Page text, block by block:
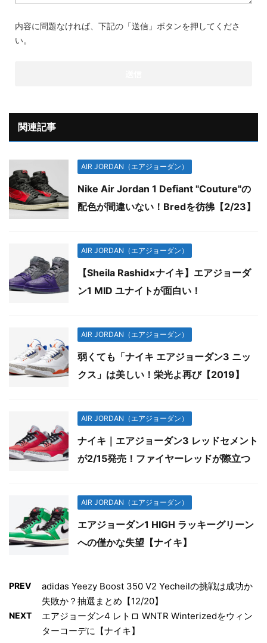
内容に問題なければ、下記の「送信」ボタンを押してくださ
い。
関連記事
AIR JORDAN（エアジョーダン）
Nike Air Jordan 1 Defiant "Couture"の
配色が間違いない！Bredを彷彿【2/23】
AIR JORDAN（エアジョーダン）
【Sheila Rashid×ナイキ】エアジョーダ
ン1 MID ユナイトが面白い！
AIR JORDAN（エアジョーダン）
弱くても「ナイキ エアジョーダン3 ニッ
クス」は美しい！栄光よ再び【2019】
AIR JORDAN（エアジョーダン）
ナイキ｜エアジョーダン3 レッドセメント
が2/15発売！ファイヤーレッドが際立つ
AIR JORDAN（エアジョーダン）
エアジョーダン1 HIGH ラッキーグリーン
への僅かな失望【ナイキ】
PREV
adidas Yeezy Boost 350 V2 Yecheilの挑戦は成功か
失敗か？抽選まとめ【12/20】
NEXT
エアジョーダン4 レトロ WNTR Winterizedをウィン
ターコーデに【ナイキ】